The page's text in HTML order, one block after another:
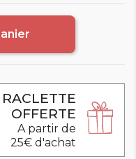
RACLETTE
OFFERTE
A partir de
25€ d'achat